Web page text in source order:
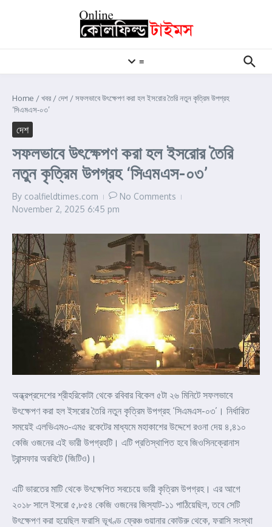
≡
Home /খবর /দেশ /সফলভাবে উৎক্ষেপণ করা হল ইসরোর তৈরি নতুন কৃত্রিম উপগ্রহ
‘সিএমএস-০৩’
দেশ
সফলভাবে উৎক্ষেপণ করা হল ইসরোর তৈরি
নতুন কৃত্রিম উপগ্রহ ‘সিএমএস-০৩’
By coalfieldtimes.com
No Comments
November 2, 2025 6:45 pm
অন্ধ্রপ্রদেশের শ্রীহরিকোটা থেকে রবিবার বিকেল ৫টা ২৬ মিনিটে সফলভাবে
উৎক্ষেপণ করা হল ইসরোর তৈরি নতুন কৃত্রিম উপগ্রহ ‘সিএমএস-০৩’। নির্ধারিত
সময়েই এলভিএম৩-এম৫ রকেটের মাধ্যমে মহাকাশের উদ্দেশে রওনা দেয় ৪,৪১০
কেজি ওজনের এই ভারী উপগ্রহটি। এটি প্রতিস্থাপিত হবে জিওসিনক্রোনাস
ট্রান্সফার অরবিটে (জিটিও)।
এটি ভারতের মাটি থেকে উৎক্ষেপিত সবচেয়ে ভারী কৃত্রিম উপগ্রহ। এর আগে
২০১৮ সালে ইসরো ৫,৮৫৪ কেজি ওজনের জিস্যাট-১১ পাঠিয়েছিল, তবে সেটি
উৎক্ষেপণ করা হয়েছিল ফরাসি ভূখণ্ড ফ্রেঞ্চ গুয়ানার কোউরু থেকে, ফরাসি সংস্থা